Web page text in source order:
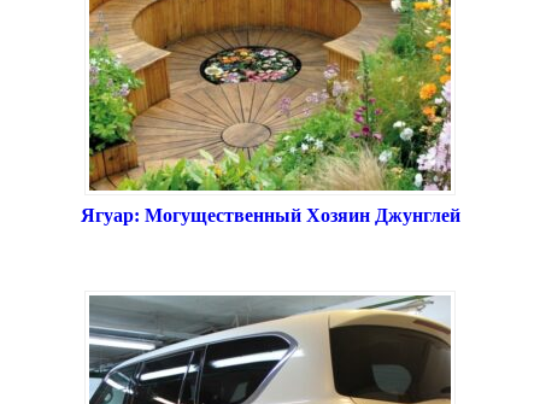
Ягуар: Могущественный Хозяин Джунглей